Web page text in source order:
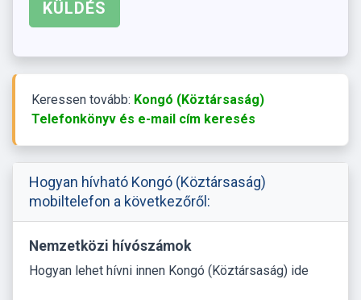
Keressen tovább: Kongó (Köztársaság)
Telefonkönyv és e-mail cím keresés
Hogyan hívható Kongó (Köztársaság)
mobiltelefon a következőről:
Nemzetközi hívószámok
Hogyan lehet hívni innen Kongó (Köztársaság) ide